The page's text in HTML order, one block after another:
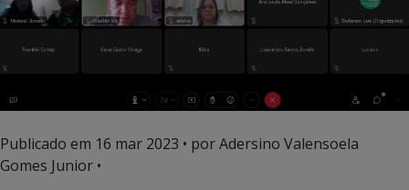
Publicado em 16 mar 2023 • por Adersino Valensoela
Gomes Junior •